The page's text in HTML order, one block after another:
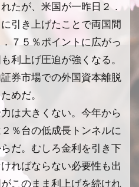
たが、米国が一昨日２．
引き上げたことで両国間
７５％ポイントに広がっ
利上げ圧迫が強くなる。
券市場での外国資本離脱
めだ。
は大きくない。今年から
％台の低成長トンネルに
だ。むしろ金利を引き下
ればならない必要性も出
このまま利上げを続けれ